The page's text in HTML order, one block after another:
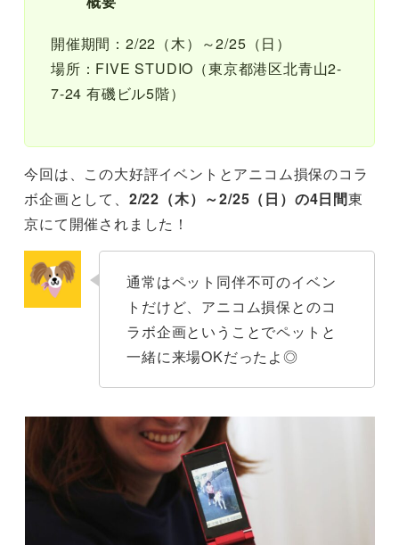
開催期間：2/22（木）～2/25（日）
場所：FIVE STUDIO（東京都港区北青山2-
7-24 有磯ビル5階）
今回は、この大好評イベントとアニコム損保のコラ
ボ企画として、 2/22（木）～2/25（日）の4日間東
京にて開催されました！
通常はペット同伴不可のイベン
トだけど、アニコム損保とのコ
ラボ企画ということでペットと
一緒に来場OKだったよ◎